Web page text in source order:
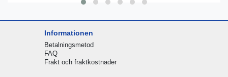
Informationen
Betalningsmetod
FAQ
Frakt och fraktkostnader